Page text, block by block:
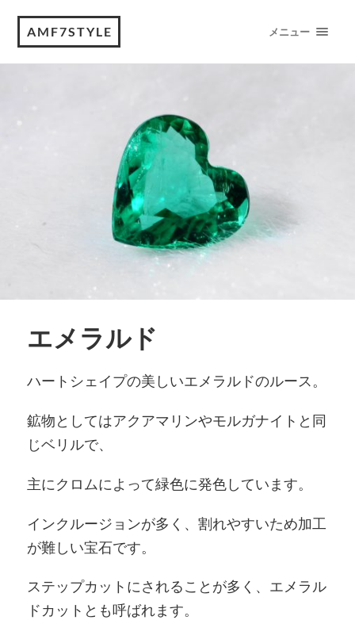
AMF7STYLE メニュー
エメラルド
ハートシェイプの美しいエメラルドのルース。
鉱物としてはアクアマリンやモルガナイトと同
じベリルで、
主にクロムによって緑色に発色しています。
インクルージョンが多く、割れやすいため加工
が難しい宝石です。
ステップカットにされることが多く、エメラル
ドカットとも呼ばれます。